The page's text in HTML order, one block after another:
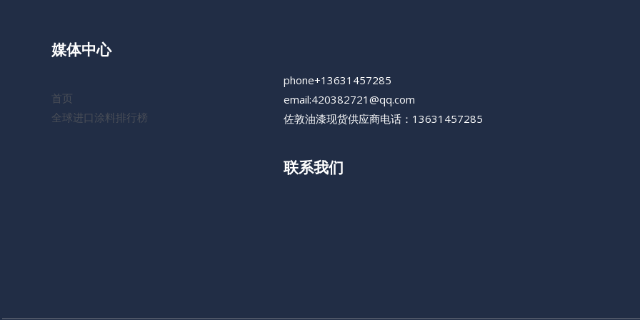
媒体中心
首页
全球进口涂料排行榜
phone+13631457285
email:420382721@qq.com
佐敦油漆现货供应商电话：13631457285
联系我们